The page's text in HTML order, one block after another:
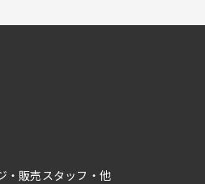
・販売スタッフ・他